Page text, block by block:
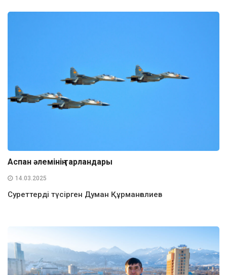
Аспан әлемінің тарландары
14.03.2025
Суреттерді түсірген Думан Құрманғалиев